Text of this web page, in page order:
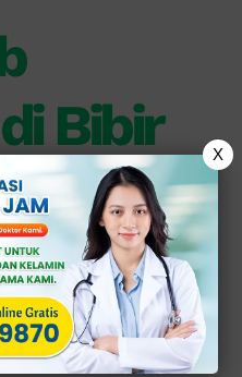
Bibir
kecil pada bibir
oleh berbagai
X